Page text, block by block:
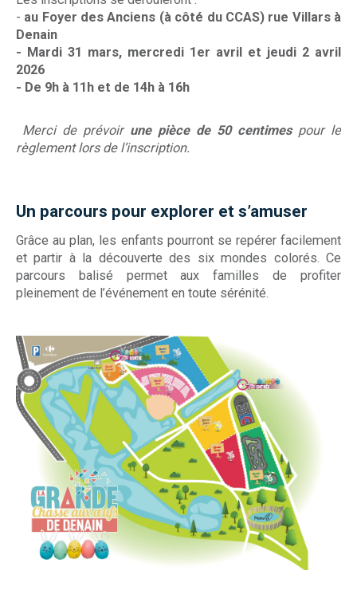
- au Foyer des Anciens (à côté du CCAS)rue Villars à
Denain
- Mardi 31 mars, mercredi 1er avril et jeudi 2 avril
2026
- De 9h à 11h et de 14h à 16h
Merci de prévoir une pièce de 50 centimespour le
règlement lors de l’inscription.
Un parcours pour explorer et s’amuser
Grâce au plan, les enfants pourront se repérer facilement
et partir à la découverte des six mondes colorés. Ce
parcours balisé permet aux familles de profiter
pleinement de l’événement en toute sérénité.